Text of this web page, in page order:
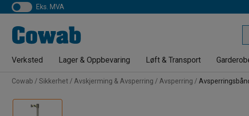
eks. MVA
Verksted Lager & Oppbevaring Løft & Transport
Cowab Sikkerhet Avskjerming & Avsperring Avsperring